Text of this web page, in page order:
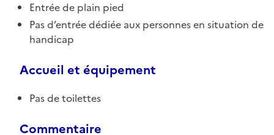
Entrée de plain pied
Pas d’entrée dédiée aux personnes en situation de
handicap
Accueil et équipement
Pas de toilettes
Commentaire